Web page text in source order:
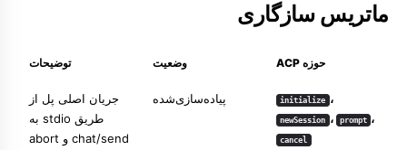
ماتریس سازگاری
حوزه ACP وضعیت توضیحات
initialize ،
newSession ، prompt ،
cancel
پیاده‌سازی‌شده
جریان اصلی پل از
طریق stdio به
chat/send و abort